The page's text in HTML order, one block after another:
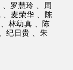
罗慧玲 、周
、麦荣华 、陈
林幼真 、陈
纪日贵 、朱